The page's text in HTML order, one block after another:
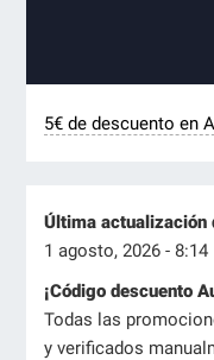
5€ de descuento en
Última actualización
1 agosto, 2026 - 8:14
¡Código descuento
Todas las
y verificados